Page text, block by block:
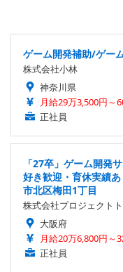
ゲーム開発補助/ゲー
株式会社小林
神奈川県
月給29万3,500円～
正社員
「27卒」ゲーム開発
好き歓迎・育休実績
市北区梅田1丁目
株式会社プロジェクト
大阪府
月給20万6,800円～
正社員